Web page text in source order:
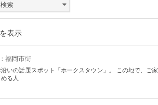
索
表示
福岡市街
いの話題スポット「ホークスタウン」。 この地で、ご家
る人...